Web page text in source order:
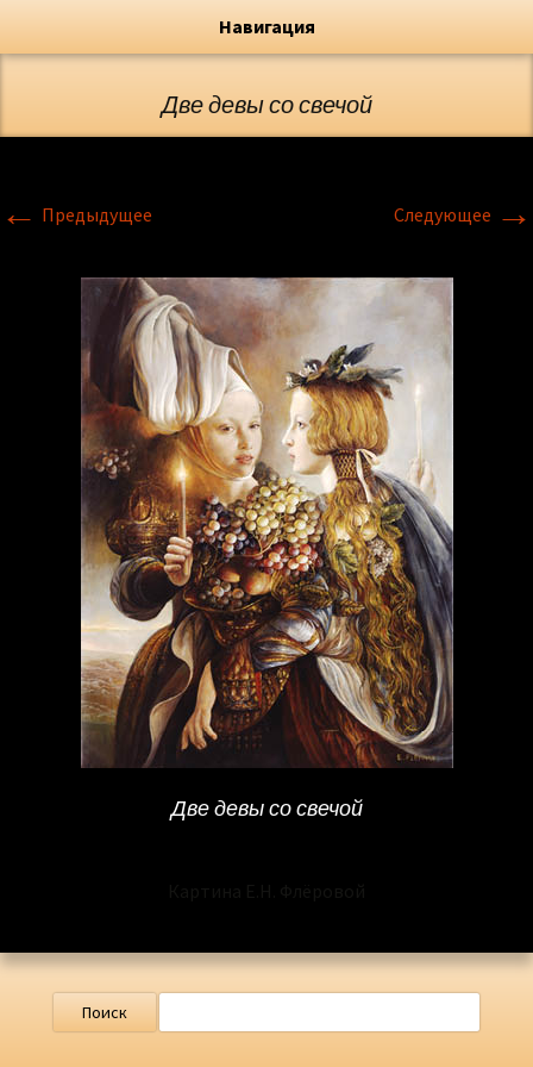
Флёрова Елена Николаевна
Художник, Официальный сайт
Навигация
Две девы со свечой
← Предыдущее Следующее →
Две девы со свечой